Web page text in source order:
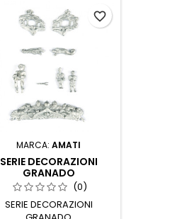
MARCA:AMATI
SERIE DECORAZIONI
GRANADO
(0)
SERIE DECORAZIONI
favorite_border